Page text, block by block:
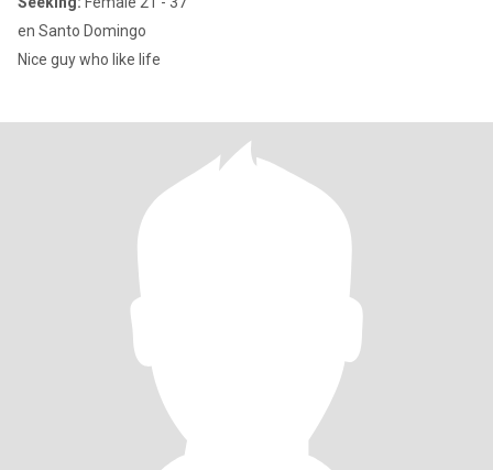
en Santo Domingo
Nice guy who like life